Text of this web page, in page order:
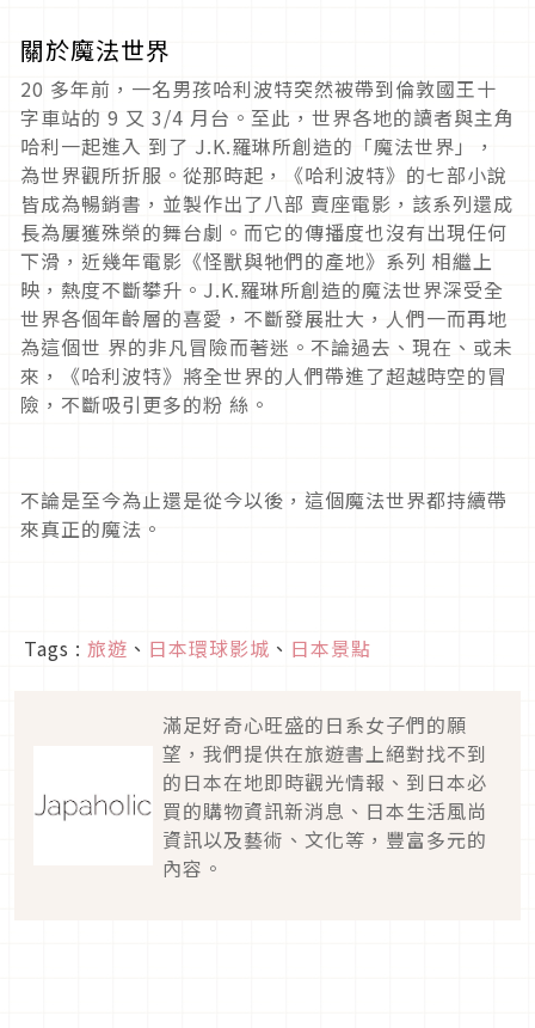
關於魔法世界
20 多年前，一名男孩哈利波特突然被帶到倫敦國王十
字車站的 9 又 3/4 月台。至此，世界各地的讀者與主角
哈利一起進入 到了 J.K.羅琳所創造的「魔法世界」，
為世界觀所折服。從那時起，《哈利波特》的七部小說
皆成為暢銷書，並製作出了八部 賣座電影，該系列還成
長為屢獲殊榮的舞台劇。而它的傳播度也沒有出現任何
下滑，近幾年電影《怪獸與牠們的產地》系列 相繼上
映，熱度不斷攀升。J.K.羅琳所創造的魔法世界深受全
世界各個年齡層的喜愛，不斷發展壯大，人們一而再地
為這個世 界的非凡冒險而著迷。不論過去、現在、或未
來，《哈利波特》將全世界的人們帶進了超越時空的冒
險，不斷吸引更多的粉 絲。
不論是至今為止還是從今以後，這個魔法世界都持續帶
來真正的魔法。
Tags : 旅遊 、 日本環球影城 、 日本景點
滿足好奇心旺盛的日系女子們的願
望，我們提供在旅遊書上絕對找不到
的日本在地即時觀光情報、到日本必
買的購物資訊新消息、日本生活風尚
資訊以及藝術、文化等，豐富多元的
內容。